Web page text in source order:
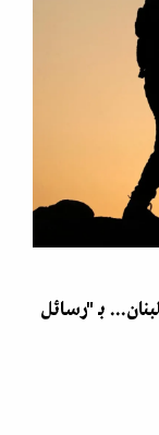
بـ "رسائل